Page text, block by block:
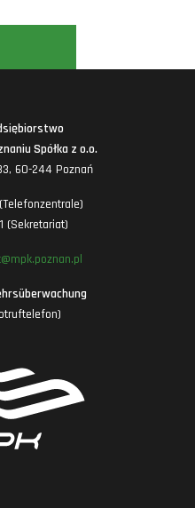
Spółka z o.o.
60-244 Poznań
(Sekretariat)